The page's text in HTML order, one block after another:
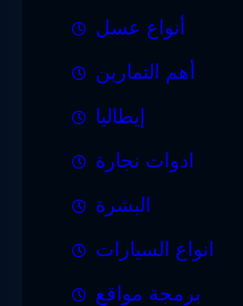
أنواع عسل
أهم التمارين
إيطاليا
ادوات نجارة
البشرة
انواع السيارات
برمجة مواقع